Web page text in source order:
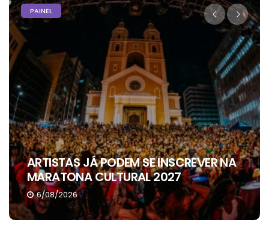
PAINEL
ARTISTAS JÁ PODEM SE INSCREVER NA
MARATONA CULTURAL 2027
6/08/2026